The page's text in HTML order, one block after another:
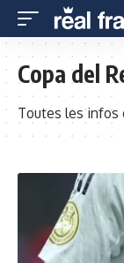
Copa del
Toutes les infos